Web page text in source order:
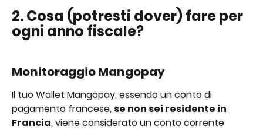
2. Cosa (potresti dover) fare per
ogni anno fiscale?
Monitoraggio Mangopay
Il tuo Wallet Mangopay, essendo un conto di
pagamento francese, se non sei residente in
Francia, viene considerato un conto corrente